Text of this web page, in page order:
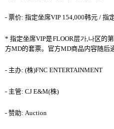
- 票价: 指定坐席VIP 154,000韩元 / 指
*指定坐席VIP是FLOOR层가, 나区的
方MD的套票。官方MD商品内容随后
- 主办: (株)FNC ENTERTAINMENT
- 主管: CJ E&M(株)
- 赞助: Auction